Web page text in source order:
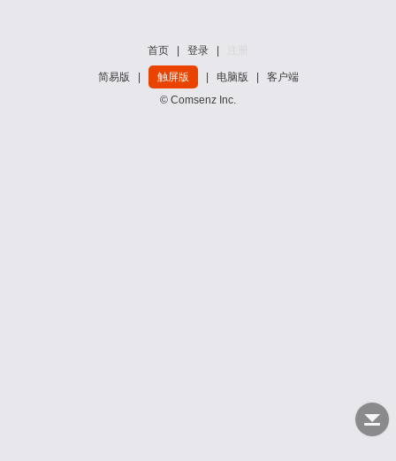
首页 登录
简易版 触屏版 电脑版
客户端
© Comsenz Inc.